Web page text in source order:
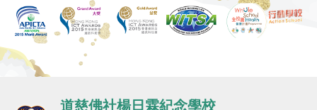
道慈佛社楊日霖紀念學校